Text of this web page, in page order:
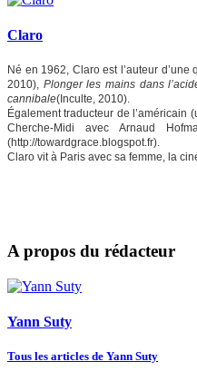
Claro
Né en 1962, Claro est l’auteur
2010), Plonger les mains dans
cannibale(Inculte, 2010).
Également traducteur de l’américain
Cherche-Midi avec Arnaud
(http://towardgrace.blogspot.fr).
Claro vit à Paris avec sa femme, la
A propos du rédacteur
Yann Suty
Tous les articles de Yann Suty